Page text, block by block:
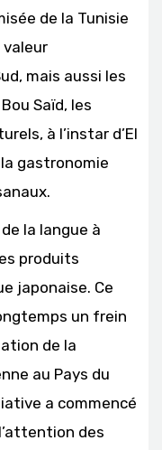
de la Tunisie
valeur
mais aussi les
Saïd, les
à l’instar d’El
gastronomie
la langue à
produits
japonaise. Ce
un frein
de la
au Pays du
a commencé
des